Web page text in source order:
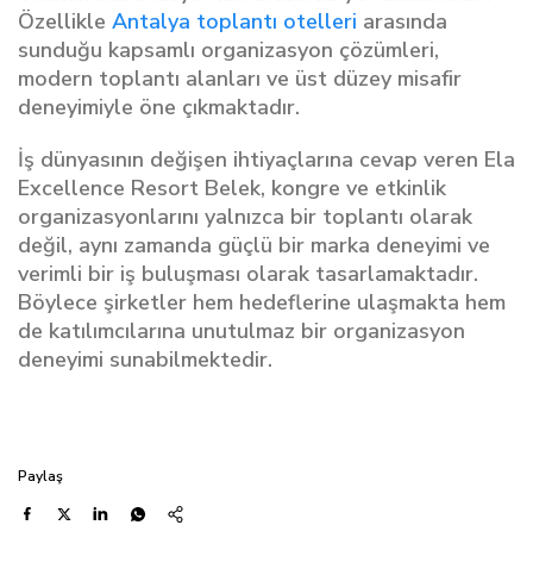
Özellikle Antalya toplantı otelleri arasında
sunduğu kapsamlı organizasyon çözümleri,
modern toplantı alanları ve üst düzey misafir
deneyimiyle öne çıkmaktadır.
İş dünyasının değişen ihtiyaçlarına cevap veren Ela
Excellence Resort Belek, kongre ve etkinlik
organizasyonlarını yalnızca bir toplantı olarak
değil, aynı zamanda güçlü bir marka deneyimi ve
verimli bir iş buluşması olarak tasarlamaktadır.
Böylece şirketler hem hedeflerine ulaşmakta hem
de katılımcılarına unutulmaz bir organizasyon
deneyimi sunabilmektedir.
Paylaş